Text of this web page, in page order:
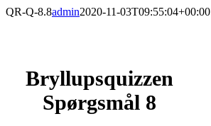
Skip
QR-Q-8.8admin2020-11-03T09:55:04+00:00
Bryllupsquizzen
Spørgsmål 8